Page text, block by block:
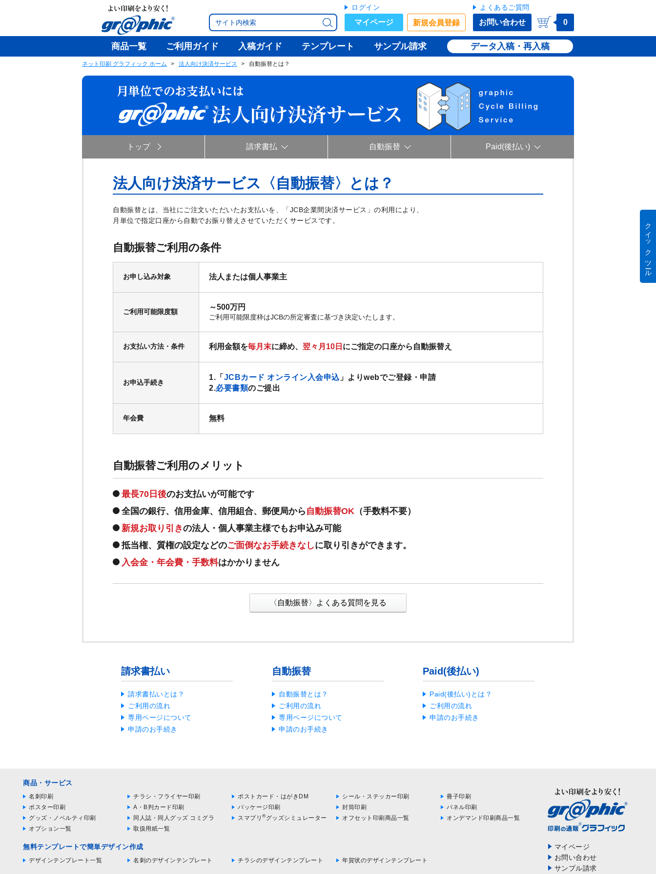
ログイン
マイページ 新規会員登録
よくあるご質問
お問い合わせ 0
商品一覧 ご利用ガイド 入稿ガイド テンプレート サンプル請求 データ入稿・再入稿
ネット印刷 グラフィック ホーム 法人向け決済サービス 自動振替とは？
トップ 請求書払 自動振替 Paid(後払い)
法人向け決済サービス〈自動振替〉とは？
自動振替とは、当社にご注文いただいたお支払いを、「JCB企業間決済サービス」の利用により、
月単位で指定口座から自動でお振り替えさせていただくサービスです。
自動振替ご利用の条件
お申し込み対象 法人または個人事業主
ご利用可能限度額
～500万円
ご利用可能限度枠はJCBの所定審査に基づき決定いたします。
お支払い方法・条件 利用金額を毎月末に締め、 翌々月10日 にご指定の口座から自動振替え
お申込手続き
1.「 JCBカード オンライン入会申込 」よりwebでご登録・申請
2.必要書類のご提出
年会費 無料
自動振替ご利用のメリット
最長70日後のお支払いが可能です
全国の銀行、信用金庫、信用組合、郵便局から 自動振替OK （手数料不要）
新規お取り引きの法人・個人事業主様でもお申込み可能
抵当権、質権の設定などのご面倒なお手続きなしに取り引きができます。
入会金・年会費・手数料はかかりません
〈自動振替〉よくある質問を見る
請求書払い
請求書払いとは？
ご利用の流れ
専用ページについて
申請のお手続き
自動振替
自動振替とは？
ご利用の流れ
専用ページについて
申請のお手続き
Paid(後払い)
Paid(後払い)とは？
ご利用の流れ
申請のお手続き
商品・サービス
名刺印刷 チラシ・フライヤー印刷 ポストカード・はがきDM シール・ステッカー印刷
冊子印刷
ポスター印刷
A・B判カード印刷 パッケージ印刷 封筒印刷
パネル印刷
グッズ・ノベルティ印刷
同人誌・同人グッズ コミグラ スマプリ ®グッズシミュレーター オフセット印刷商品一覧
オンデマンド印刷商品一覧
オプション一覧
取扱用紙一覧
無料テンプレートで簡単デザイン作成
デザインテンプレート一覧 名刺のデザインテンプレート チラシのデザインテンプレート 年賀状のデザインテンプレート
マイページ
お問い合わせ
サンプル請求
クイック ツール